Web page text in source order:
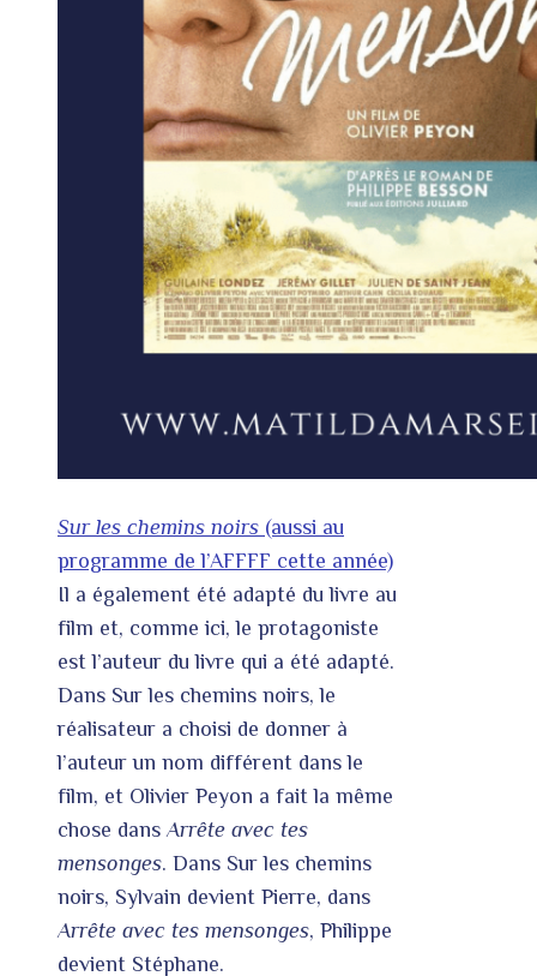
Sur les chemins noirs (aussi au
programme de l’AFFFF cette année)
Il a également été adapté du livre au
film et, comme ici, le protagoniste
est l’auteur du livre qui a été adapté.
Dans Sur les chemins noirs, le
réalisateur a choisi de donner à
l’auteur un nom différent dans le
film, et Olivier Peyon a fait la même
chose dansArrête avec tes
mensonges. Dans Sur les chemins
noirs, Sylvain devient Pierre, dans
Arrête avec tes mensonges, Philippe
devient Stéphane.